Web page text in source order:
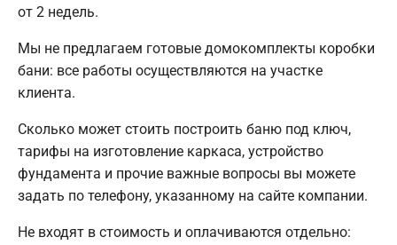
от 2 недель.
Мы не предлагаем готовые домокомплекты коробки
бани: все работы осуществляются на участке
клиента.
Сколько может стоить построить баню под ключ,
тарифы на изготовление каркаса, устройство
фундамента и прочие важные вопросы вы можете
задать по телефону, указанному на сайте компании.
Не входят в стоимость и оплачиваются отдельно: